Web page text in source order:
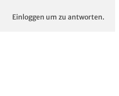
Einloggen um zu antworten.